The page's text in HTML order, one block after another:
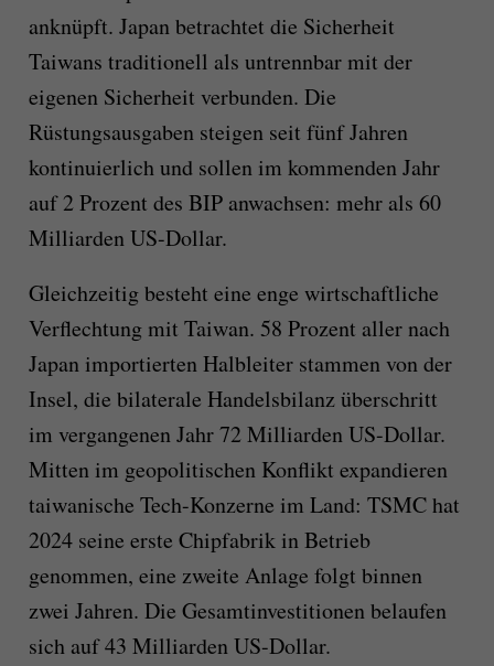
anknüpft. Japan betrachtet die Sicherheit
Taiwans traditionell als untrennbar mit der
eigenen Sicherheit verbunden. Die
Rüstungsausgaben steigen seit fünf Jahren
kontinuierlich und sollen im kommenden Jahr
auf 2 Prozent des BIP anwachsen: mehr als 60
Milliarden US-Dollar.
Gleichzeitig besteht eine enge wirtschaftliche
Verflechtung mit Taiwan. 58 Prozent aller nach
Japan importierten Halbleiter stammen von der
Insel, die bilaterale Handelsbilanz überschritt
im vergangenen Jahr 72 Milliarden US-Dollar.
Mitten im geopolitischen Konflikt expandieren
taiwanische Tech-Konzerne im Land: TSMC hat
2024 seine erste Chipfabrik in Betrieb
genommen, eine zweite Anlage folgt binnen
zwei Jahren. Die Gesamtinvestitionen belaufen
sich auf 43 Milliarden US-Dollar.